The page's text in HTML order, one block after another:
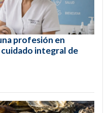
profesión en
integral de